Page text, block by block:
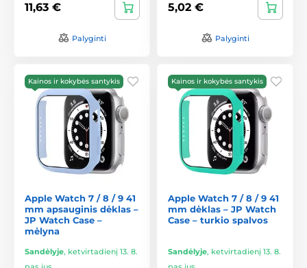
11,63 €
Palyginti
5,02 €
Palyginti
Kainos ir kokybės santykis
Apple Watch 7 / 8 / 9 41
mm apsauginis dėklas –
JP Watch Case –
mėlyna
Sandėlyje, ketvirtadienį 13. 8.
Kainos ir kokybės santykis
Apple Watch 7 / 8 / 9 41
mm dėklas – JP Watch
Case – turkio spalvos
Sandėlyje, ketvirtadienį 13. 8.